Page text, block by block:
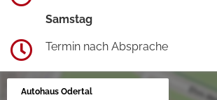
Samstag
Termin nach Absprache
Autohaus Odertal